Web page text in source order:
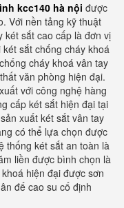
kcc140 hà nội được
Với nền tảng kỹ thuật
két sắt cao cấp là đơn vị
sắt chống cháy khoá
cháy khoá vân tay
văn phòng hiện đại.
với công nghệ hàng
cấp két sắt hiện đại tại
xuất két sắt vân tay
có thể lựa chọn được
thống két sắt an toàn là
liền được bình chọn là
hiện đại được sơn
đế cao su cố định